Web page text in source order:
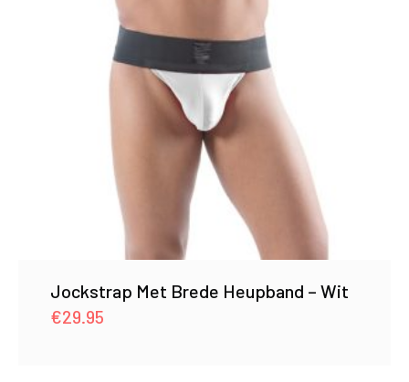
Jockstrap Met Brede Heupband – Wit
€29.95